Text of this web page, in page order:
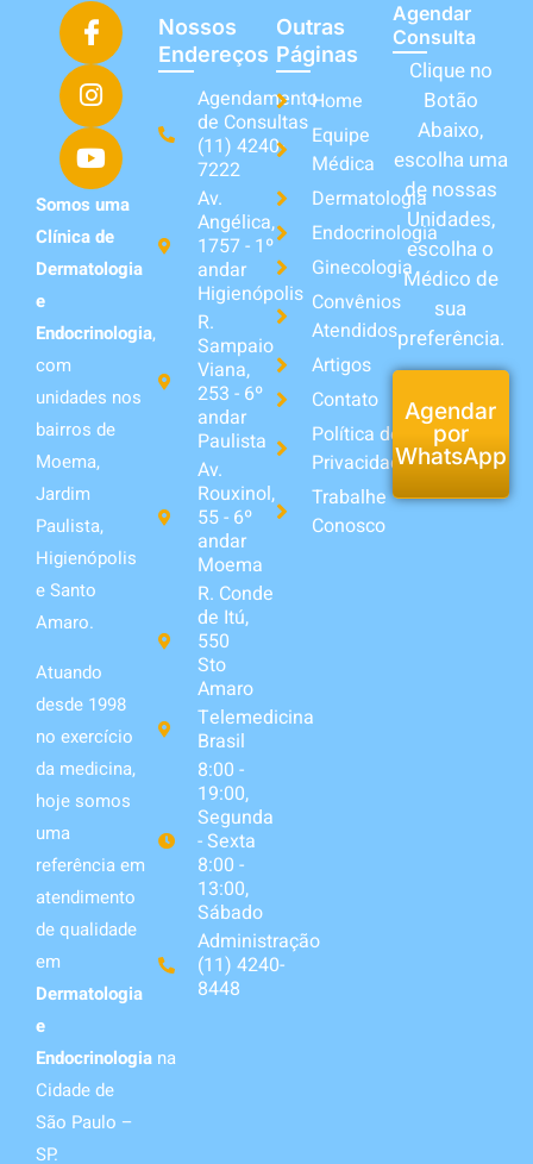
Somos uma
Clínica de
Dermatologia
e
Endocrinologia,
com
unidades nos
bairros de
Moema,
Jardim
Paulista,
Higienópolis
e Santo
Amaro.
Atuando
desde 1998
no exercício
da medicina,
hoje somos
uma
referência em
atendimento
de qualidade
em
Dermatologia
e
Endocrinologia na
Cidade de
São Paulo –
SP.
Nossos
Endereços
Agendamento
de Consultas
(11) 4240-
7222
Av.
Angélica,
1757 - 1º
andar
Higienópolis
R.
Sampaio
Viana,
253 - 6º
andar
Paulista
Av.
Rouxinol,
55 - 6º
andar
Moema
R. Conde
de Itú,
550
Sto
Amaro
Telemedicina
Brasil
8:00 -
19:00,
Segunda
- Sexta
8:00 -
13:00,
Sábado
Administração
(11) 4240-
8448
Outras
Páginas
Home
Equipe
Médica
Dermatologia
Endocrinologia
Ginecologia
Convênios
Atendidos
Artigos
Contato
Política de
Privacidade
Trabalhe
Conosco
Agendar
Consulta
Clique no
Botão
Abaixo,
escolha uma
de nossas
Unidades,
escolha o
Médico de
sua
preferência.
Agendar
por
WhatsApp